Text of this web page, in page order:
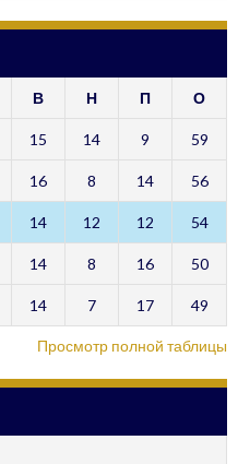
В Н П О
15 14 9 59
16 8 14 56
14 12 12 54
14 8 16 50
14 7 17 49
Просмотр полной таблицы